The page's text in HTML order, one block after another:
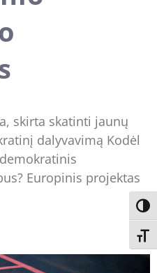
skirta skatinti jaunų
dalyvavimą Kodėl
Europinis projektas